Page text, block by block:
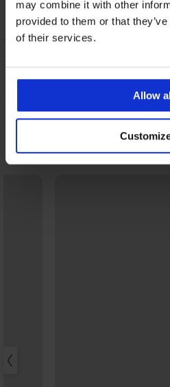
may combine it with other
provided to them or that
of their services.
Allow
40,99 €
VERZENDING EN BETALING
ONDERHOUD EN WASSEN
Misschien vindt